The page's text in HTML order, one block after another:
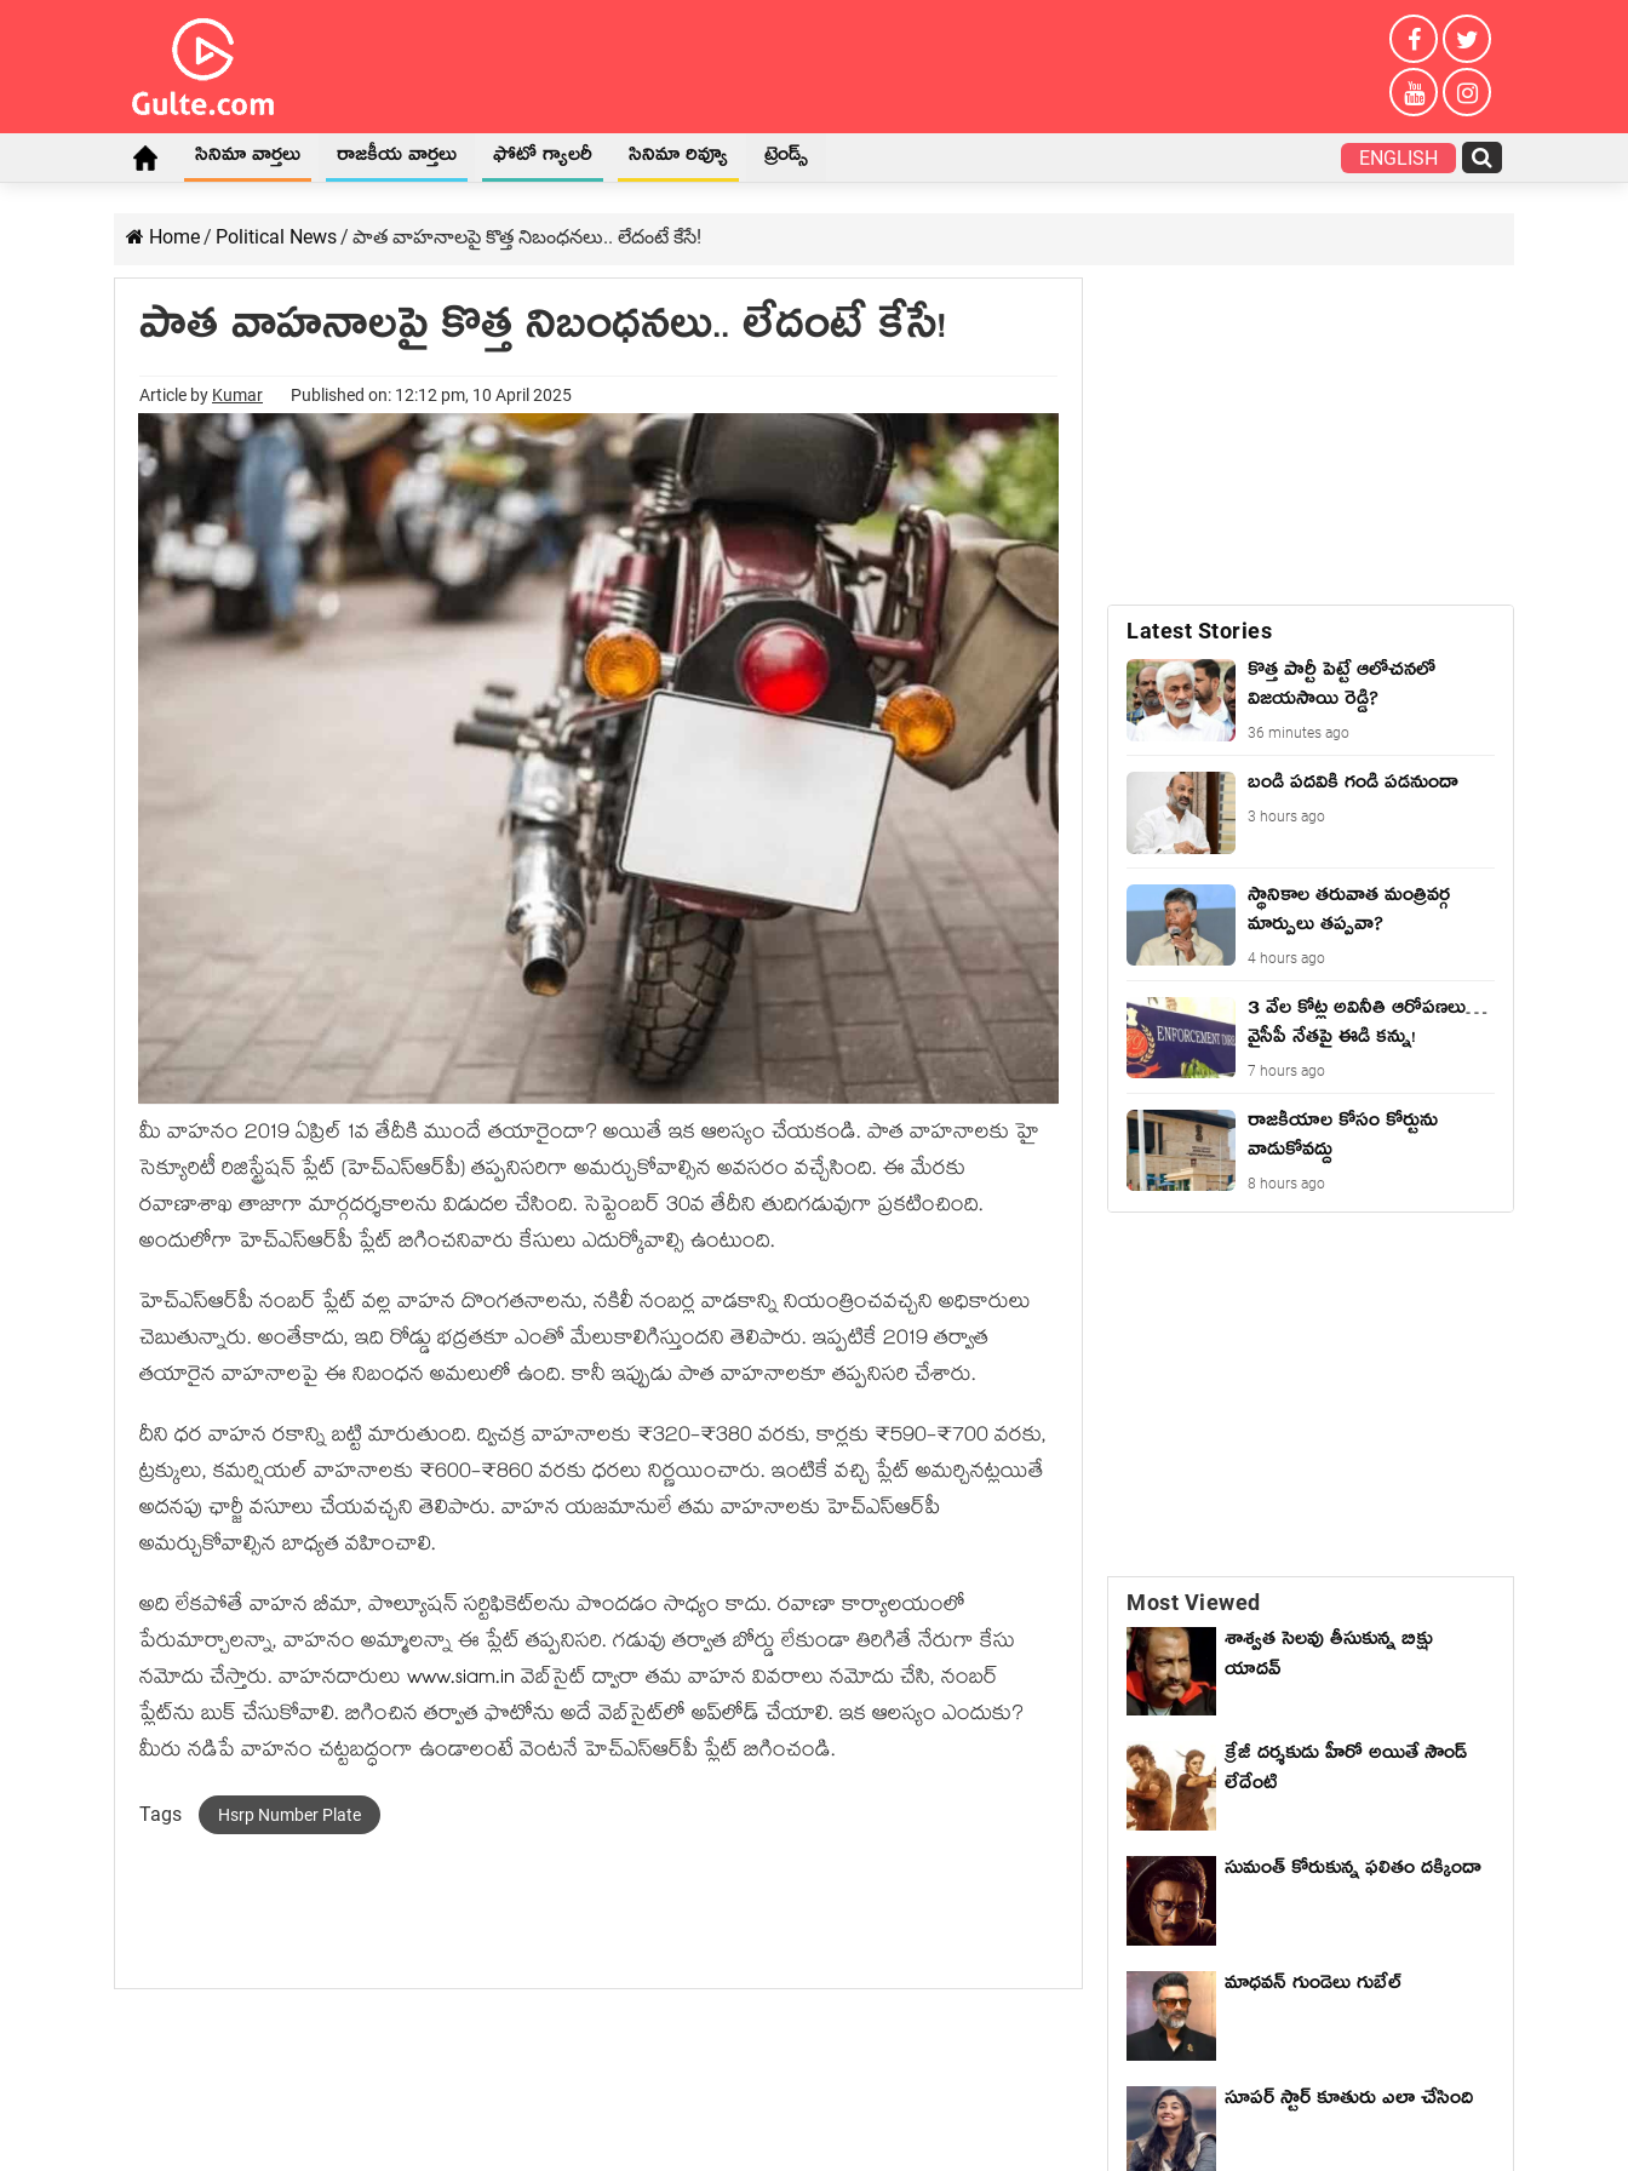
సినిమా వార్తలు రాజకీయ వార్తలు ఫోటో గ్యాలరీ సినిమా రివ్యూ ట్రెండ్స్ ENGLISH
Home/ Political News/ పాత వాహనాలపై కొత్త నిబంధనలు.. లేదంటే కేసే!
పాత వాహనాలపై కొత్త నిబంధనలు.. లేదంటే కేసే!
Article by Kumar Published on: 12:12 pm, 10 April 2025
మీ వాహనం 2019 ఏప్రిల్ 1వ తేదీకి ముందే తయారైందా? అయితే ఇక ఆలస్యం చేయకండి. పాత వాహనాలకు హై
సెక్యూరిటీ రిజిస్ట్రేషన్ ప్లేట్ (హెచ్‌ఎస్‌ఆర్‌పీ) తప్పనిసరిగా అమర్చుకోవాల్సిన అవసరం వచ్చేసింది. ఈ మేరకు
రవాణాశాఖ తాజాగా మార్గదర్శకాలను విడుదల చేసింది. సెప్టెంబర్ 30వ తేదీని తుదిగడువుగా ప్రకటించింది.
అందులోగా హెచ్‌ఎస్‌ఆర్‌పీ ప్లేట్ బిగించనివారు కేసులు ఎదుర్కోవాల్సి ఉంటుంది.
హెచ్‌ఎస్‌ఆర్‌పీ నంబర్ ప్లేట్ వల్ల వాహన దొంగతనాలను, నకిలీ నంబర్ల వాడకాన్ని నియంత్రించవచ్చని అధికారులు
చెబుతున్నారు. అంతేకాదు, ఇది రోడ్డు భద్రతకూ ఎంతో మేలుకాలిగిస్తుందని తెలిపారు. ఇప్పటికే 2019 తర్వాత
తయారైన వాహనాలపై ఈ నిబంధన అమలులో ఉంది. కానీ ఇప్పుడు పాత వాహనాలకూ తప్పనిసరి చేశారు.
దీని ధర వాహన రకాన్ని బట్టి మారుతుంది. ద్విచక్ర వాహనాలకు ₹320-₹380 వరకు, కార్లకు ₹590-₹700 వరకు,
ట్రక్కులు, కమర్షియల్ వాహనాలకు ₹600-₹860 వరకు ధరలు నిర్ణయించారు. ఇంటికే వచ్చి ప్లేట్ అమర్చినట్లయితే
అదనపు ఛార్జీ వసూలు చేయవచ్చని తెలిపారు. వాహన యజమానులే తమ వాహనాలకు హెచ్‌ఎస్‌ఆర్‌పీ
అమర్చుకోవాల్సిన బాధ్యత వహించాలి.
అది లేకపోతే వాహన బీమా, పొల్యూషన్ సర్టిఫికెట్‌లను పొందడం సాధ్యం కాదు. రవాణా కార్యాలయంలో
పేరుమార్చాలన్నా, వాహనం అమ్మాలన్నా ఈ ప్లేట్ తప్పనిసరి. గడువు తర్వాత బోర్డు లేకుండా తిరిగితే నేరుగా కేసు
నమోదు చేస్తారు. వాహనదారులు www.siam.in వెబ్‌సైట్‌ ద్వారా తమ వాహన వివరాలు నమోదు చేసి, నంబర్
ప్లేట్‌ను బుక్ చేసుకోవాలి. బిగించిన తర్వాత ఫొటోను అదే వెబ్‌సైట్‌లో అప్‌లోడ్ చేయాలి. ఇక ఆలస్యం ఎందుకు?
మీరు నడిపే వాహనం చట్టబద్ధంగా ఉండాలంటే వెంటనే హెచ్‌ఎస్‌ఆర్‌పీ ప్లేట్ బిగించండి.
Tags Hsrp Number Plate
Latest Stories
కొత్త పార్టీ పెట్టే ఆలోచనలో
విజయసాయి రెడ్డి?
36 minutes ago
బండి పదవికి గండి పడనుందా
3 hours ago
స్థానికాల తరువాత మంత్రివర్గ
మార్పులు తప్పవా?
4 hours ago
3 వేల కోట్ల అవినీతి ఆరోపణలు…
వైసీపీ నేతపై ఈడి కన్ను!
7 hours ago
రాజ‌కీయాల కోసం కోర్టును
వాడుకోవ‌ద్దు
8 hours ago
Most Viewed
శాశ్వత సెలవు తీసుకున్న బిక్షు
యాదవ్
క్రేజీ దర్శకుడు హీరో అయితే సౌండ్
లేదేంటి
సుమంత్ కోరుకున్న ఫలితం దక్కిందా
మాధ‌వ‌న్ గుండెలు గుబేల్‌
సూపర్ స్టార్ కూతురు ఎలా చేసింది